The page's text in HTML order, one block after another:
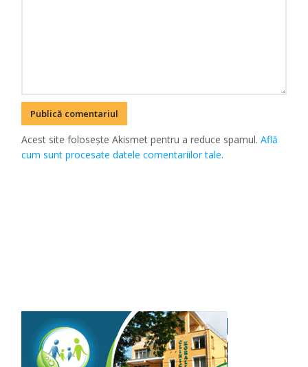
Acest site folosește Akismet pentru a reduce spamul.Află
cum sunt procesate datele comentariilor tale.